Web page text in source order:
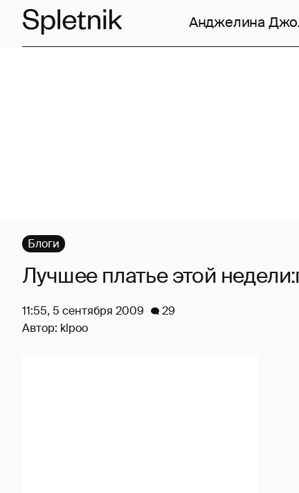
Анджелина
Блоги
Лучшее платье этой
11:55, 5 сентября 2009
29
Автор: klpoo